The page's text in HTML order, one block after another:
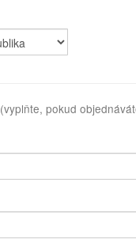
(vyplňte, pokud